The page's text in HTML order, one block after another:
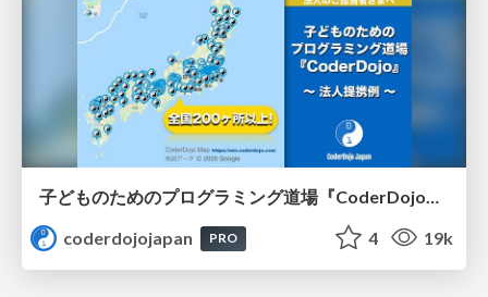
coderdojojapan
PRO 4 19k